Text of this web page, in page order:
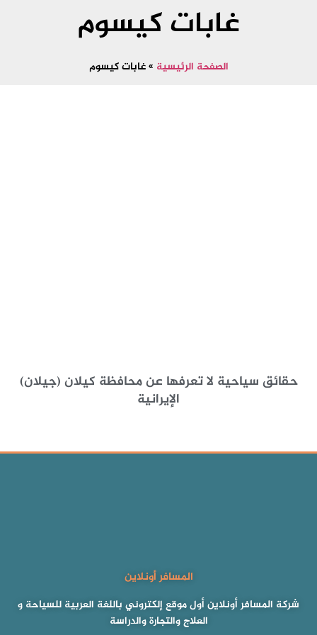
غابات کیسوم
الصفحة الرئيسية »غابات کیسوم
حقائق سياحية لا تعرفها عن محافظة كيلان (جيلان)
الإيرانية
المسافر أونلاين
شركة المسافر أونلاين أول موقع إلكتروني باللغة العربية للسياحة و
العلاج والتجارة والدراسة